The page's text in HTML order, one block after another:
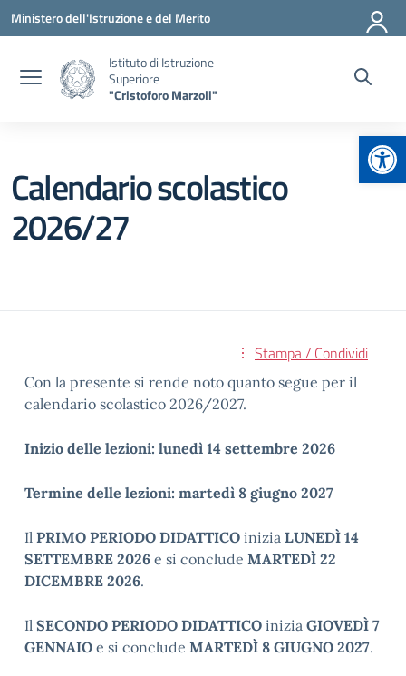
Vai ai contenuti
Vai al menu di navigazione
Vai al footer
Ministero dell'Istruzione e del Merito
Istituto di Istruzione
Superiore
"Cristoforo Marzoli"
Calendario scolastico
2026/27
Stampa / Condividi
Con la presente si rende noto quanto segue per il
calendario scolastico 2026/2027.
Inizio delle lezioni: lunedì 14 settembre 2026
Termine delle lezioni: martedì 8 giugno 2027
Il PRIMO PERIODO DIDATTICO inizia LUNEDÌ 14
SETTEMBRE 2026 e si conclude MARTEDÌ 22
DICEMBRE 2026.
Il SECONDO PERIODO DIDATTICO inizia GIOVEDÌ 7
GENNAIO e si conclude MARTEDÌ 8 GIUGNO 2027.